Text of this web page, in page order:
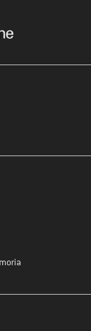
account cliente